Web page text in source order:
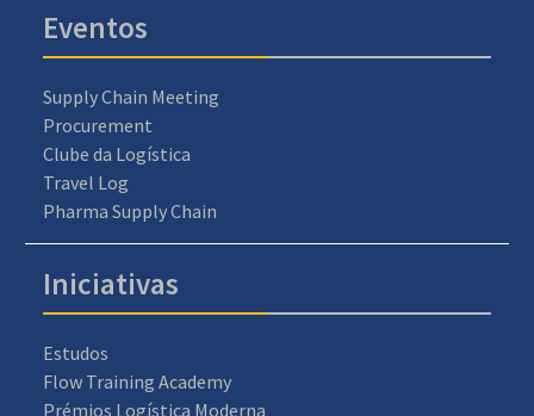
Eventos
Supply Chain Meeting
Procurement
Clube da Logística
Travel Log
Pharma Supply Chain
Iniciativas
Estudos
Flow Training Academy
Prémios Logística Moderna